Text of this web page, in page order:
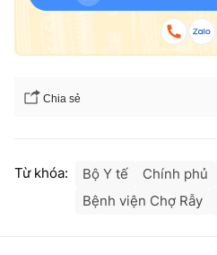
Chia sẻ
Từ khóa: Bộ Y tế Chính phủ
Bệnh viện Chợ Rẫy